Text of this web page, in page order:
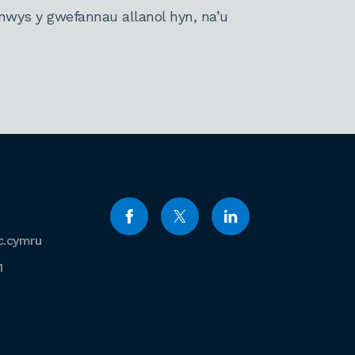
y gwefannau allanol hyn, na’u